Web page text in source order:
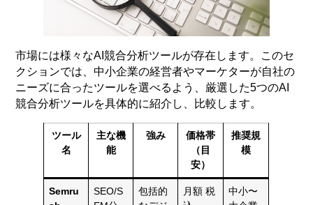
市場には様々なAI競合分析ツールが存在します。このセ
クションでは、中小企業の経営者やマーケターが自社の
ニーズに合ったツールを選べるよう、厳選した5つのAI
競合分析ツールを具体的に紹介し、比較します。
ツール
名
主な機
能
強み
価格帯
（目
安）
推奨規
模
Semru
SEO/S
包括的
月額 税
中小〜